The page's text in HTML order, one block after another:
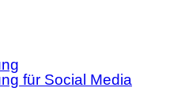
für Social Media